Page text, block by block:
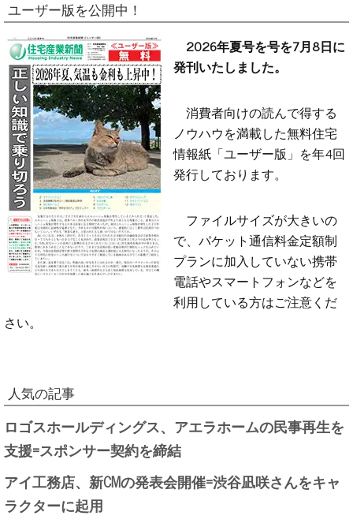
ユーザー版を公開中！
2026年夏号を号を7月8日に
発刊いたしました。
消費者向けの読んで得する
ノウハウを満載した無料住宅
情報紙「ユーザー版」を年4回
発行しております。
ファイルサイズが大きいの
で、パケット通信料金定額制
プランに加入していない携帯
電話やスマートフォンなどを
利用している方はご注意くだ
さい。
人気の記事
ロゴスホールディングス、アエラホームの民事再生を
支援=スポンサー契約を締結
アイ工務店、新CMの発表会開催=渋谷凪咲さんをキャ
ラクターに起用